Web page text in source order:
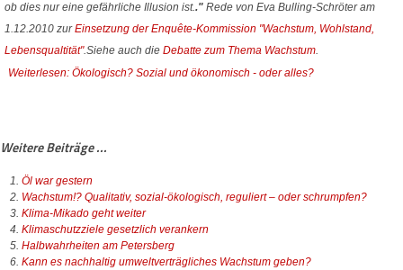
ob dies nur eine gefährliche Illusion ist.." Rede von Eva Bulling-Schröter am
1.12.2010 zurEinsetzung der Enquête-Kommission "Wachstum, Wohlstand,
Lebensqualtität".Siehe auch die Debatte zum Thema Wachstum.
Weiterlesen: Ökologisch? Sozial und ökonomisch - oder alles?
Weitere Beiträge ...
Öl war gestern
Wachstum!? Qualitativ, sozial-ökologisch, reguliert – oder schrumpfen?
Klima-Mikado geht weiter
Klimaschutzziele gesetzlich verankern
Halbwahrheiten am Petersberg
Kann es nachhaltig umweltverträgliches Wachstum geben?